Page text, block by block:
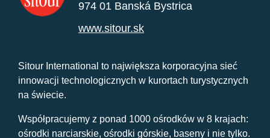
974 01 Banská Bystrica
www.sitour.sk
Sitour International to największa korporacyjna sieć
innowacji technologicznych w kurortach turystycznych
na świecie.
Współpracujemy z ponad 1000 ośrodków w 8 krajach:
ośrodki narciarskie, ośrodki górskie, baseny i nie tylko.